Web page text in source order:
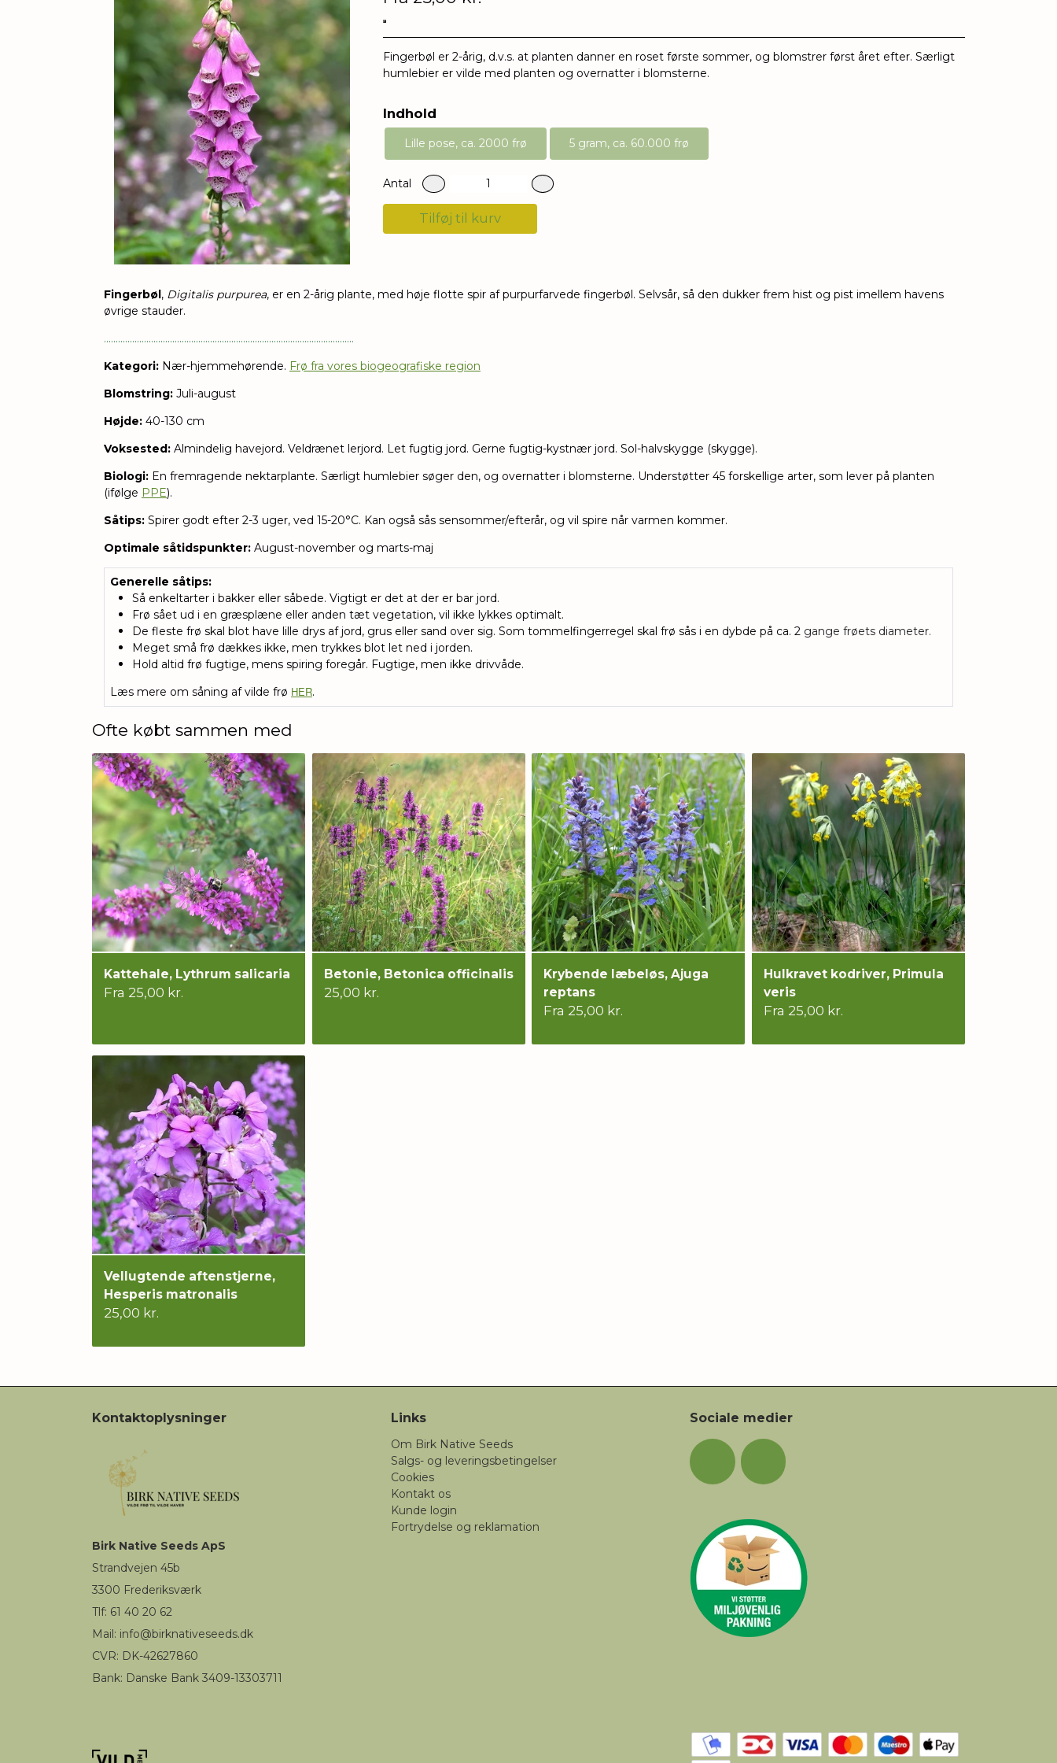
Fingerbøl er 2-årig, d.v.s. at planten danner en roset første sommer, og blomstrer først året efter. Særligt
humlebier er vilde med planten og overnatter i blomsterne.
Indhold
Lille pose, ca. 2000 frø 5 gram, ca. 60.000 frø
Antal
Tilføj til kurv
Fingerbøl, Digitalis purpurea, er en 2-årig plante, med høje flotte spir af purpurfarvede fingerbøl. Selvsår, så den dukker frem hist og pist imellem havens
øvrige stauder.
..........................................................................................................
Kategori: Nær-hjemmehørende. Frø fra vores biogeografiske region
Blomstring: Juli-august
Højde: 40-130 cm
Voksested: Almindelig havejord. Veldrænet lerjord. Let fugtig jord. Gerne fugtig-kystnær jord. Sol-halvskygge (skygge).
Biologi: En fremragende nektarplante. Særligt humlebier søger den, og overnatter i blomsterne. Understøtter 45 forskellige arter, som lever på planten
(ifølge PPE).
Såtips: Spirer godt efter 2-3 uger, ved 15-20°C. Kan også sås sensommer/efterår, og vil spire når varmen kommer.
Optimale såtidspunkter: August-november og marts-maj
Generelle såtips:
Så enkeltarter i bakker eller såbede. Vigtigt er det at der er bar jord.
Frø sået ud i en græsplæne eller anden tæt vegetation, vil ikke lykkes optimalt.
De fleste frø skal blot have lille drys af jord, grus eller sand over sig. Som tommelfingerregel skal frø sås i en dybde på ca. 2 gange frøets diameter.
Meget små frø dækkes ikke, men trykkes blot let ned i jorden.
Hold altid frø fugtige, mens spiring foregår. Fugtige, men ikke drivvåde.
Læs mere om såning af vilde frø HER.
Ofte købt sammen med
Kattehale, Lythrum salicaria
Fra 25,00 kr.
Betonie, Betonica officinalis
25,00 kr.
Krybende læbeløs, Ajuga
reptans
Fra 25,00 kr.
Hulkravet kodriver, Primula
veris
Fra 25,00 kr.
Vellugtende aftenstjerne,
Hesperis matronalis
25,00 kr.
Kontaktoplysninger
Birk Native Seeds ApS
Strandvejen 45b
3300 Frederiksværk
Tlf: 61 40 20 62
Mail: info@birknativeseeds.dk
CVR: DK-42627860
Bank: Danske Bank 3409-13303711
Links
Om Birk Native Seeds
Salgs- og leveringsbetingelser
Cookies
Kontakt os
Kunde login
Fortrydelse og reklamation
Sociale medier